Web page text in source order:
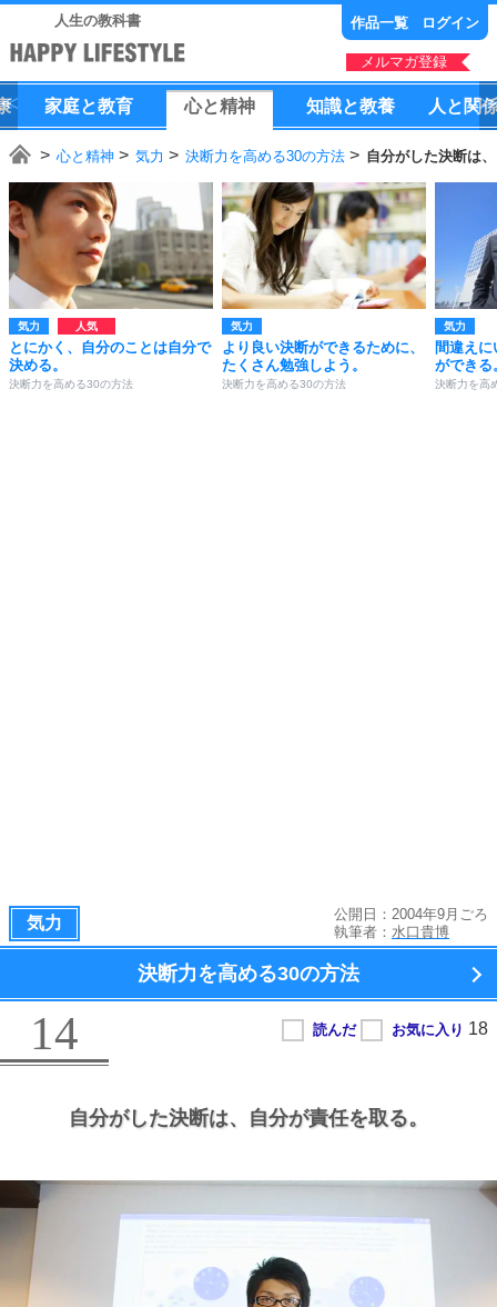
人生の教科書 作品一覧 ログイン
メルマガ登録
家庭と教育 心と精神 知識と教養 人 と 関
心と精神 気力 決断力を高める30の方法 自分がした決断は
気力
とにかく、自分のことは自分で
決める。
決断力を高める30の方法
気力
より良い決断ができるために、
たくさん勉強しよう。
決断力を高める30の方法
気力
間違え
ができる
決断力を高
気力
公開日：2004年9月ごろ
執筆者： 水口貴博
決断力を高める30の方法
14
自分がした決断は、 自分が責任を取る。